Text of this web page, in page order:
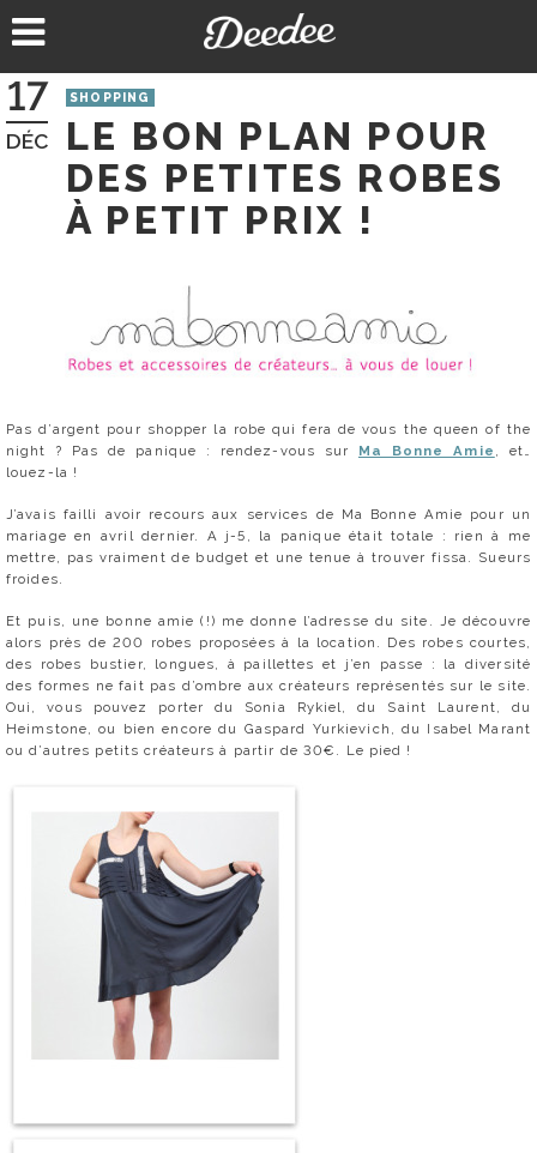
au
17
DÉC
SHOPPING
LE BON PLAN POUR
DES PETITES ROBES
À PETIT PRIX !
Pas d’argent pour shopper la robe qui fera de vous the queen of the
night ? Pas de panique : rendez-vous sur Ma Bonne Amie , et…
louez-la !
J’avais failli avoir recours aux services de Ma Bonne Amie pour un
mariage en avril dernier. A j-5, la panique était totale : rien à me
mettre, pas vraiment de budget et une tenue à trouver fissa. Sueurs
froides.
Et puis, une bonne amie (!) me donne l’adresse du site. Je découvre
alors près de 200 robes proposées à la location. Des robes courtes,
des robes bustier, longues, à paillettes et j’en passe : la diversité
des formes ne fait pas d’ombre aux créateurs représentés sur le site.
Oui, vous pouvez porter du Sonia Rykiel, du Saint Laurent, du
Heimstone, ou bien encore du Gaspard Yurkievich, du Isabel Marant
ou d’autres petits créateurs à partir de 30€. Le pied !